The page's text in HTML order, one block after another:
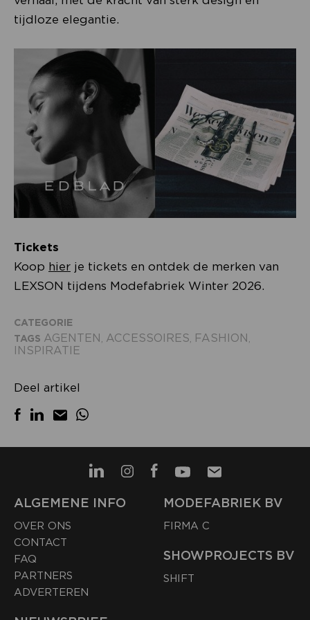
tijdloze elegantie.
Tickets
Koop hier je tickets en ontdek de merken van
LEXSON tijdens Modefabriek Winter 2026.
CATEGORIE
TAGS AGENTEN ACCESSOIRES FASHION
INSPIRATIE
Deel artikel
ALGEMENE INFO
OVER ONS
CONTACT
FAQ
PARTNERS
ADVERTEREN
MODEFABRIEK BV
FIRMA C
SHOWPROJECTS BV
SHIFT